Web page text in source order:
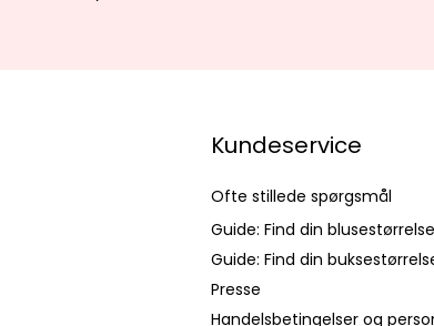
Kundeservice
Ofte stillede spørgsmål
Guide: Find din blusestørrelse
Guide: Find din
Presse
Handelsbetingelser og